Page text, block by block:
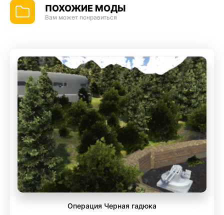
ПОХОЖИЕ МОДЫ
Вам может понравиться
Операция Черная гадюка